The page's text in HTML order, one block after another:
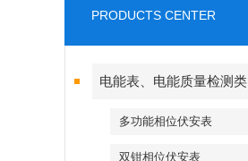
PRODUCTS CENTER
电能表、电能质量检测类
多功能相位伏安表
双钳相位伏安表